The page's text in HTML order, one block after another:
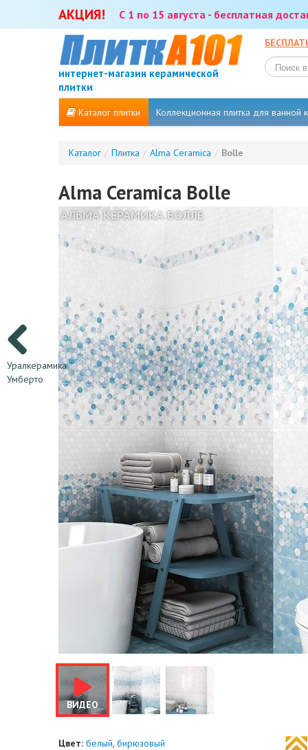
АКЦИЯ! С 1 по 15 августа - бесплатная
интернет-магазин керамической
плитки
Каталог плитки Коллекционная плитка для ванной
Каталог / Плитка / Alma Ceramica / Bolle
Уралкерамика
Умберто
Alma Ceramica Bolle
АЛЬМА КЕРАМИКА БОЛЛЕ
ВИДЕО
Цвет: белый, бирюзовый